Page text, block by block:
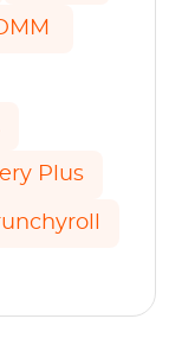
Plus